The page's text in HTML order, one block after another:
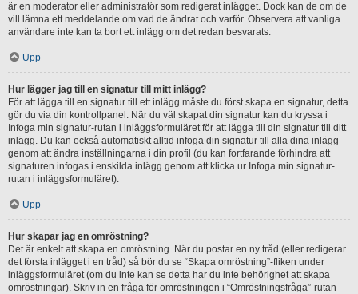
är en moderator eller administratör som redigerat inlägget. Dock kan de om de
vill lämna ett meddelande om vad de ändrat och varför. Observera att vanliga
användare inte kan ta bort ett inlägg om det redan besvarats.
Upp
Hur lägger jag till en signatur till mitt inlägg?
För att lägga till en signatur till ett inlägg måste du först skapa en signatur, detta
gör du via din kontrollpanel. När du väl skapat din signatur kan du kryssa i
Infoga min signatur-rutan i inläggsformuläret för att lägga till din signatur till ditt
inlägg. Du kan också automatiskt alltid infoga din signatur till alla dina inlägg
genom att ändra inställningarna i din profil (du kan fortfarande förhindra att
signaturen infogas i enskilda inlägg genom att klicka ur Infoga min signatur-
rutan i inläggsformuläret).
Upp
Hur skapar jag en omröstning?
Det är enkelt att skapa en omröstning. När du postar en ny tråd (eller redigerar
det första inlägget i en tråd) så bör du se “Skapa omröstning”-fliken under
inläggsformuläret (om du inte kan se detta har du inte behörighet att skapa
omröstningar). Skriv in en fråga för omröstningen i “Omröstningsfråga”-rutan